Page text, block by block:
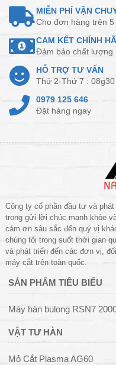
MIỄN PHÍ VẬN
Cho đơn hàng trên 5
CAM KẾT CHÍNH
Đảm bảo chất lượng
HỖ TRỢ TƯ VẤN
Thứ 2-Thứ 7 :
0979 125 646
Đặt hàng ngay
Công ty cổ phần đầu tư và
trọng gửi lời chúc mạnh khỏe
cảm ơn sâu sắc đến quý vị
chúng tôi trong suốt thời gian
và phát triển đến các đơn vị,
máy cắt trên toàn quốc.
SẢN PHẨM TIÊU BIỂU
Máy hàn bulong RSN7
VẬT TƯ HÀN
Mỏ Cắt Plasma AG60